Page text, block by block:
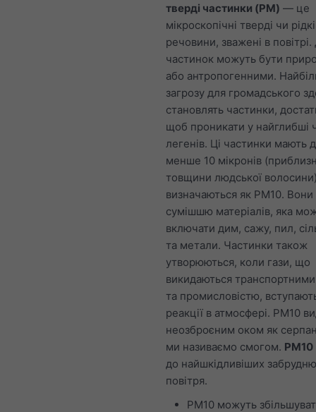
тверді частинки (PM) — це
мікроскопічні тверді чи рідкі
речовини, зважені в
частинок можуть бути
або антропогенними.
загрозу для громадського
становлять частинки,
щоб проникати у найглибші
легенів. Ці частинки мають
менше 10 мікронів
товщини людської
визначаються як PM10. Вони
сумішшю матеріалів, яка
включати дим, сажу, пил,
та метали. Частинки також
утворюються, коли гази, що
викидаються
та промисловістю,
реакції в атмосфері. PM10
неозброєним оком як
ми називаємо смогом. PM10
до найшкідливіших
повітря.
PM10 можуть